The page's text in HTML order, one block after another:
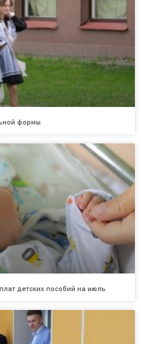
формы
детских пособий на июль